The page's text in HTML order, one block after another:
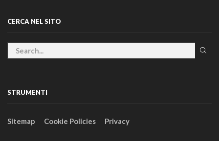
CERCA NEL SITO
STRUMENTI
Sitemap Cookie Policies Privacy